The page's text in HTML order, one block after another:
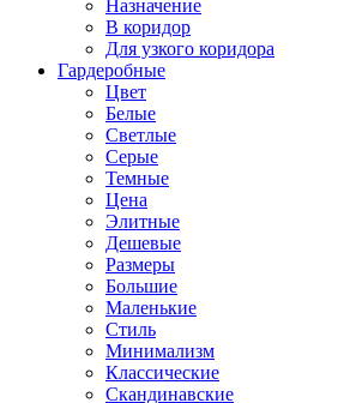
Назначение
В коридор
Для узкого коридора
Гардеробные
Цвет
Белые
Светлые
Серые
Темные
Цена
Элитные
Дешевые
Размеры
Большие
Маленькие
Стиль
Минимализм
Классические
Скандинавские